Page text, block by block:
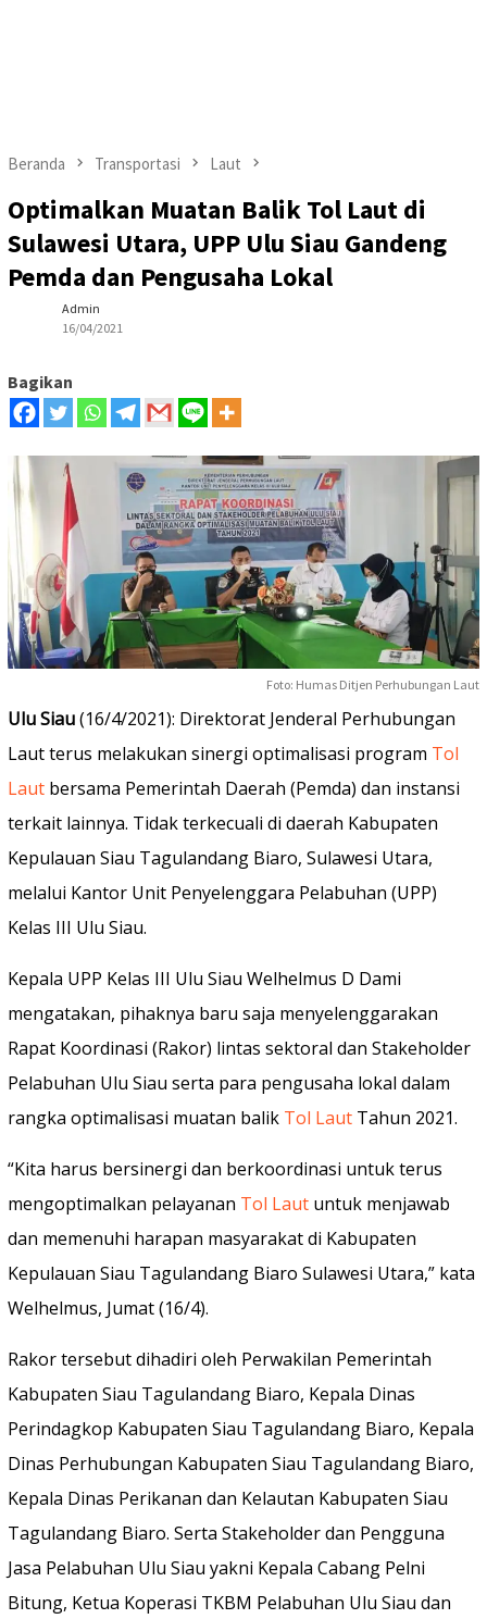
Beranda Transportasi Laut
Optimalkan Muatan Balik Tol Laut di
Sulawesi Utara, UPP Ulu Siau Gandeng
Pemda dan Pengusaha Lokal
Admin
16/04/2021
Bagikan
Foto: Humas Ditjen Perhubungan Laut
Ulu Siau(16/4/2021): Direktorat Jenderal Perhubungan
Laut terus melakukan sinergi optimalisasi program Tol
Laut bersama Pemerintah Daerah (Pemda) dan instansi
terkait lainnya. Tidak terkecuali di daerah Kabupaten
Kepulauan Siau Tagulandang Biaro, Sulawesi Utara,
melalui Kantor Unit Penyelenggara Pelabuhan (UPP)
Kelas III Ulu Siau.
Kepala UPP Kelas III Ulu Siau Welhelmus D Dami
mengatakan, pihaknya baru saja menyelenggarakan
Rapat Koordinasi (Rakor) lintas sektoral dan Stakeholder
Pelabuhan Ulu Siau serta para pengusaha lokal dalam
rangka optimalisasi muatan balik Tol Laut Tahun 2021.
“Kita harus bersinergi dan berkoordinasi untuk terus
mengoptimalkan pelayanan Tol Laut untuk menjawab
dan memenuhi harapan masyarakat di Kabupaten
Kepulauan Siau Tagulandang Biaro Sulawesi Utara,” kata
Welhelmus, Jumat (16/4).
Rakor tersebut dihadiri oleh Perwakilan Pemerintah
Kabupaten Siau Tagulandang Biaro, Kepala Dinas
Perindagkop Kabupaten Siau Tagulandang Biaro, Kepala
Dinas Perhubungan Kabupaten Siau Tagulandang Biaro,
Kepala Dinas Perikanan dan Kelautan Kabupaten Siau
Tagulandang Biaro. Serta Stakeholder dan Pengguna
Jasa Pelabuhan Ulu Siau yakni Kepala Cabang Pelni
Bitung, Ketua Koperasi TKBM Pelabuhan Ulu Siau dan